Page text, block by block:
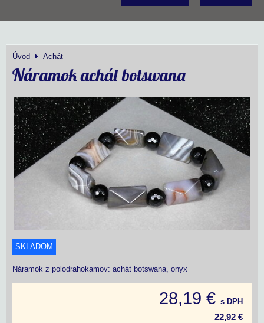
Úvod Achát
Náramok achát botswana
SKLADOM
Náramok z polodrahokamov: achát botswana, onyx
28,19 € s DPH
22,92 €